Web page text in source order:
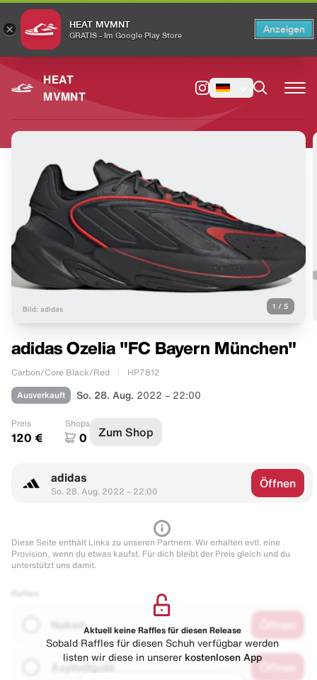
× HEAT MVMNT
GRATIS - Im Google Play Store
Anzeigen
HEAT
MVMNT
Bild: adidas 1 / 5
adidas Ozelia "FC Bayern München"
Carbon/Core Black/Red HP7812
Ausverkauft So. 28. Aug. 2022 – 22:00
Preis
120 €
Shops
0 Zum Shop
adidas
So. 28. Aug. 2022 – 22:00
Öffnen
Diese Seite enthält Links zu unseren Partnern. Wir erhalten evtl. eine
Provision, wenn du etwas kaufst. Für dich bleibt der Preis gleich und du
unterstützt uns damit.
Naked
Asphaltgold
Aktuell keine Raffles für diesen Release
Sobald Raffles für diesen Schuh verfügbar werden
listen wir diese in unserer kostenlosen App
Switch to the English version? Switch ×